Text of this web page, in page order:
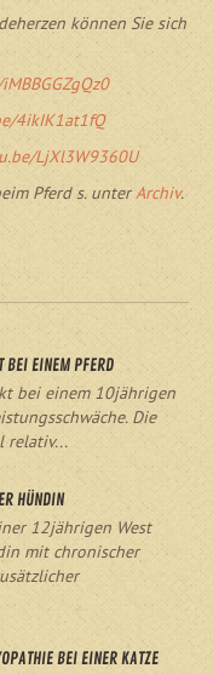
können Sie sich
4ikIK1at1fQ
LjXl3W9360U
Pferd s. unterArchiv.
BEI EINEM PFERD
bei einem 10jährigen
Die
relativ...
HÜNDIN
12jährigen West
mit chronischer
BEI EINER KATZE